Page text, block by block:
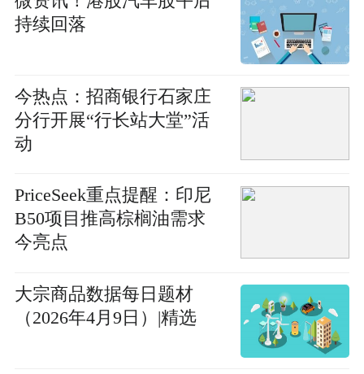
持续回落
今热点：招商银行石家庄
分行开展“行长站大堂”活
动
PriceSeek重点提醒：印尼
B50项目推高棕榈油需求
今亮点
大宗商品数据每日题材
（2026年4月9日）​|精选